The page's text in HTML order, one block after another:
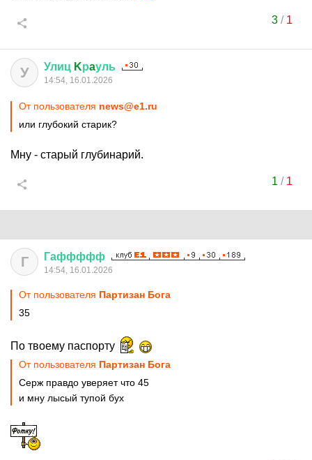
3/ 1
У Улиц Kрaуль
14:54, 16.01.2026
От пользователя news@e1.ru
или глубокий старик?
Мну - старый глубинарий.
1 / 1
Г Гаффффф
14:54, 16.01.2026
От пользователя Партизан Бога
35
По твоему паспорту
От пользователя Партизан Бога
Серж правдо уверяет что 45
и мну лысый тупой бух